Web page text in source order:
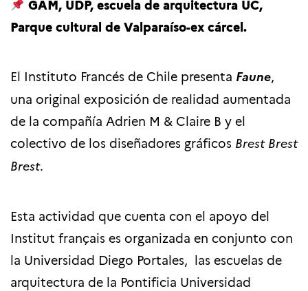
GAM, UDP, escuela de arquitectura UC,
Parque cultural de Valparaíso-ex cárcel.
El Instituto Francés de Chile presenta Faune,
una original exposición de realidad aumentada
de la compañía Adrien M & Claire B y el
colectivo de los diseñadores gráficos Brest Brest
Brest.
Esta actividad que cuenta con el apoyo del
Institut français es organizada en conjunto con
la Universidad Diego Portales, las escuelas de
arquitectura de la Pontificia Universidad